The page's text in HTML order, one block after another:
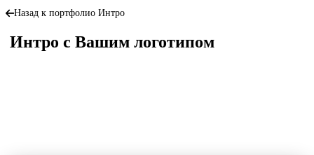
Назад к портфолио Интро
Интро с Вашим логотипом